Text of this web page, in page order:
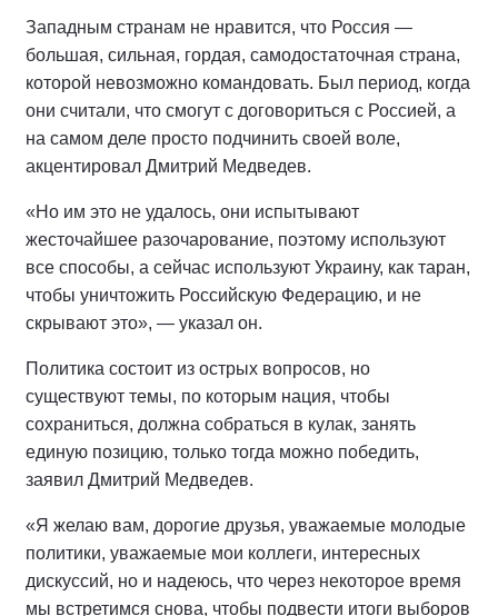
Западным странам не нравится, что Россия —
большая, сильная, гордая, самодостаточная страна,
которой невозможно командовать. Был период, когда
они считали, что смогут с договориться с Россией, а
на самом деле просто подчинить своей воле,
акцентировал Дмитрий Медведев.
«Но им это не удалось, они испытывают
жесточайшее разочарование, поэтому используют
все способы, а сейчас используют Украину, как таран,
чтобы уничтожить Российскую Федерацию, и не
скрывают это», — указал он.
Политика состоит из острых вопросов, но
существуют темы, по которым нация, чтобы
сохраниться, должна собраться в кулак, занять
единую позицию, только тогда можно победить,
заявил Дмитрий Медведев.
«Я желаю вам, дорогие друзья, уважаемые молодые
политики, уважаемые мои коллеги, интересных
дискуссий, но и надеюсь, что через некоторое время
мы встретимся снова, чтобы подвести итоги выборов